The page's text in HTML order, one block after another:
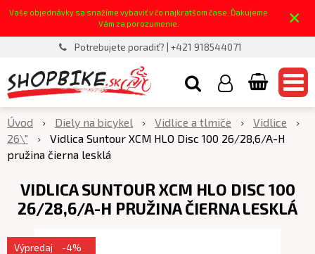
Vaše objednávky sa snažíme vybaviť v čo najkratšom čase. Ďakujeme
Vám za porozumenie.
×
Potrebujete poradiť? | +421 918544071
Úvod Diely na bicykel Vidlice a tlmiče
Vidlice
26\"
Vidlica Suntour XCM HLO Disc 100 26/28,6/A-H
pružina čierna lesklá
VIDLICA SUNTOUR XCM HLO DISC 100
26/28,6/A-H PRUŽINA ČIERNA LESKLÁ
Výpredaj -4%